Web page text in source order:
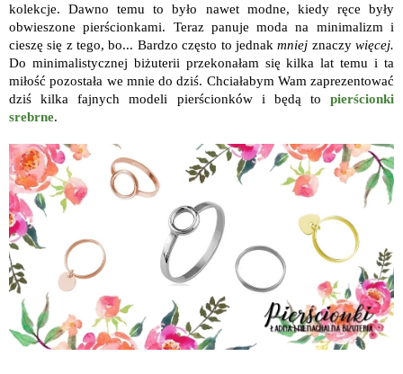
kolekcje. Dawno temu to było nawet modne, kiedy ręce były
obwieszone pierścionkami. Teraz panuje moda na minimalizm i
cieszę się z tego, bo... Bardzo często to jednakmniej znaczywięcej.
Do minimalistycznej biżuterii przekonałam się kilka lat temu i ta
miłość pozostała we mnie do dziś. Chciałabym Wam zaprezentować
dziś kilka fajnych modeli pierścionków i będą to pierścionki
srebrne.